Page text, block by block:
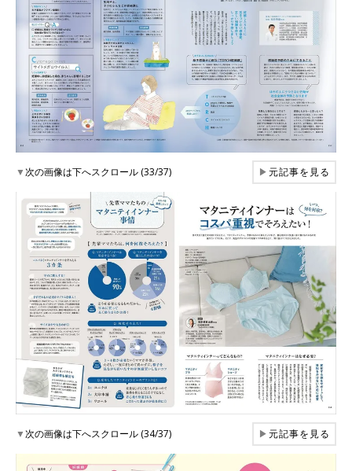
▼次の画像は下へスクロール (33/37) ▶元記事を見る
▼次の画像は下へスクロール (34/37) ▶元記事を見る